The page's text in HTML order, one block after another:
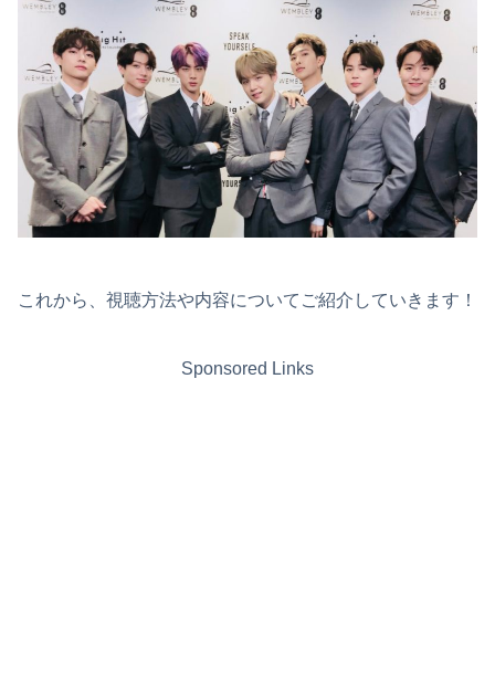
これから、視聴方法や内容についてご紹介していきます！
Sponsored Links